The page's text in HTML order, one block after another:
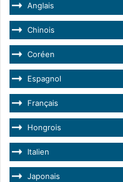
Anglais
Chinois
Coréen
Espagnol
Français
Hongrois
Italien
Japonais